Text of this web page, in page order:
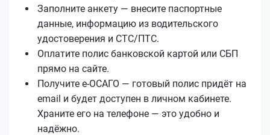
Заполните анкету — внесите паспортные
данные, информацию из водительского
удостоверения и СТС/ПТС.
Оплатите полис банковской картой или СБП
прямо на сайте.
Получите е‑ОСАГО — готовый полис придёт на
email и будет доступен в личном кабинете.
Храните его на телефоне — это удобно и
надёжно.